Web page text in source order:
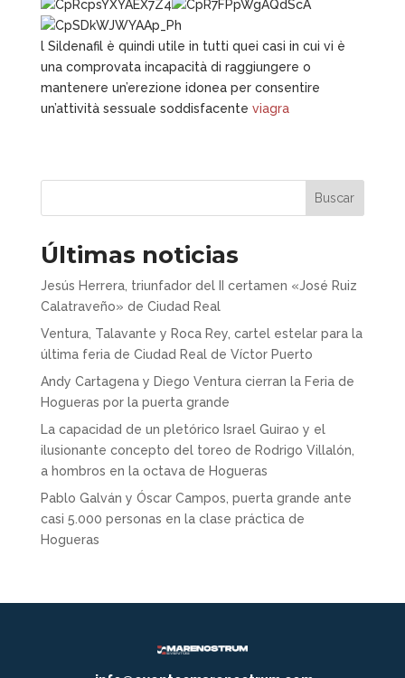
l Sildenafil è quindi utile in tutti quei casi in cui vi è
una comprovata incapacità di raggiungere o
mantenere un’erezione idonea per consentire
un’attività sessuale soddisfacente viagra
Buscar
Últimas noticias
Jesús Herrera, triunfador del II certamen «José Ruiz
Calatraveño» de Ciudad Real
Ventura, Talavante y Roca Rey, cartel estelar para la
última feria de Ciudad Real de Víctor Puerto
Andy Cartagena y Diego Ventura cierran la Feria de
Hogueras por la puerta grande
La capacidad de un pletórico Israel Guirao y el
ilusionante concepto del toreo de Rodrigo Villalón,
a hombros en la octava de Hogueras
Pablo Galván y Óscar Campos, puerta grande ante
casi 5.000 personas en la clase práctica de
Hogueras